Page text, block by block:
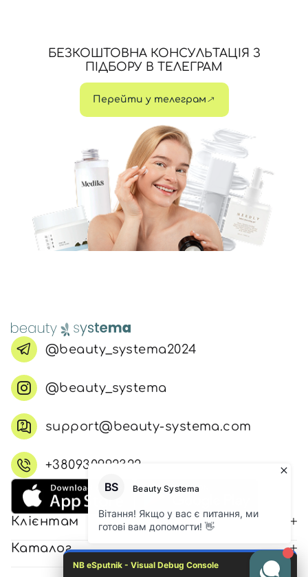
БЕЗКОШТОВНА КОНСУЛЬТАЦІЯ З
ПІДБОРУ В ТЕЛЕГРАМ
Перейти у телеграм
@beauty_systema2024
@beauty_systema
support@beauty-systema.com
+380930992322
Клієнтам
Каталог
NB eSputnik - Visual Debug Console